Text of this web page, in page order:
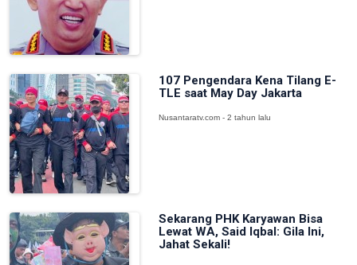
107 Pengendara Kena Tilang E-
TLE saat May Day Jakarta
Nusantaratv.com - 2 tahun lalu
Sekarang PHK Karyawan Bisa
Lewat WA, Said Iqbal: Gila Ini,
Jahat Sekali!